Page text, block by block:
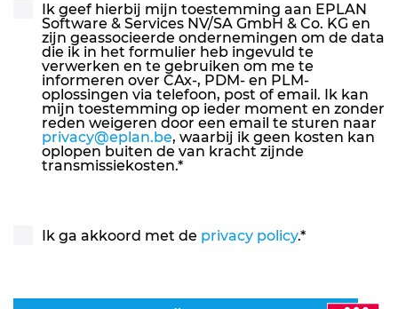
Ik geef hierbij mijn toestemming aan EPLAN
Software & Services NV/SA GmbH & Co. KG en
zijn geassocieerde ondernemingen om de data
die ik in het formulier heb ingevuld te
verwerken en te gebruiken om me te
informeren over CAx-, PDM- en PLM-
oplossingen via telefoon, post of email. Ik kan
mijn toestemming op ieder moment en zonder
reden weigeren door een email te sturen naar
privacy@eplan.be, waarbij ik geen kosten kan
oplopen buiten de van kracht zijnde
transmissiekosten.*
Ik ga akkoord met de privacy policy.*